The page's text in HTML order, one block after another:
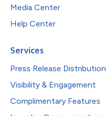
Media Center
Help Center
Services
Press Release Distribution
Visibility & Engagement
Complimentary Features